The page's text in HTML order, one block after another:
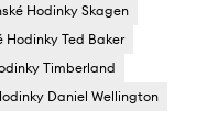
Hodinky Skagen
Hodinky Ted Baker
Timberland
Daniel Wellington